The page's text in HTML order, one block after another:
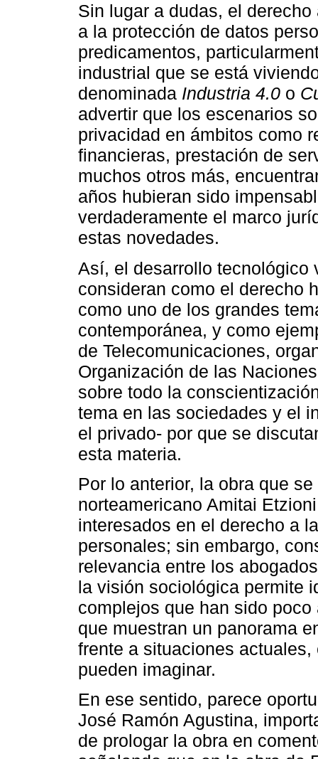
Sin lugar a dudas, el
a la protección de datos
predicamentos,
industrial que se está
denominada Industria 4.0 o
advertir que los escenarios
privacidad en ámbitos como
financieras, prestación de
muchos otros más,
años hubieran sido
verdaderamente el marco
estas novedades.
Así, el desarrollo tecnológico
consideran como el derecho
como uno de los grandes
contemporánea, y como
de Telecomunicaciones,
Organización de las
sobre todo la
tema en las sociedades y el
el privado- por que se
esta materia.
Por lo anterior, la obra que
norteamericano Amitai
interesados en el derecho a
personales; sin embargo,
relevancia entre los
la visión sociológica permite
complejos que han sido
que muestran un panorama
frente a situaciones
pueden imaginar.
En ese sentido, parece
José Ramón Agustina,
de prologar la obra en